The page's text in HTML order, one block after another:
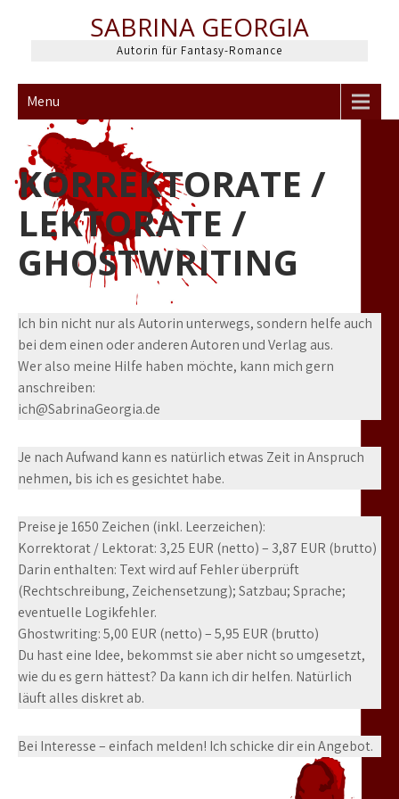
SABRINA GEORGIA
Autorin für Fantasy-Romance
Menu
KORREKTORATE /
LEKTORATE /
GHOSTWRITING
Ich bin nicht nur als Autorin unterwegs, sondern helfe auch
bei dem einen oder anderen Autoren und Verlag aus.
Wer also meine Hilfe haben möchte, kann mich gern
anschreiben:
ich@SabrinaGeorgia.de
Je nach Aufwand kann es natürlich etwas Zeit in Anspruch
nehmen, bis ich es gesichtet habe.
Preise je 1650 Zeichen (inkl. Leerzeichen):
Korrektorat / Lektorat: 3,25 EUR (netto) – 3,87 EUR (brutto)
Darin enthalten: Text wird auf Fehler überprüft
(Rechtschreibung, Zeichensetzung); Satzbau; Sprache;
eventuelle Logikfehler.
Ghostwriting: 5,00 EUR (netto) – 5,95 EUR (brutto)
Du hast eine Idee, bekommst sie aber nicht so umgesetzt,
wie du es gern hättest? Da kann ich dir helfen. Natürlich
läuft alles diskret ab.
Bei Interesse – einfach melden! Ich schicke dir ein Angebot.